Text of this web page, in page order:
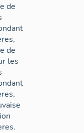
de
de
les